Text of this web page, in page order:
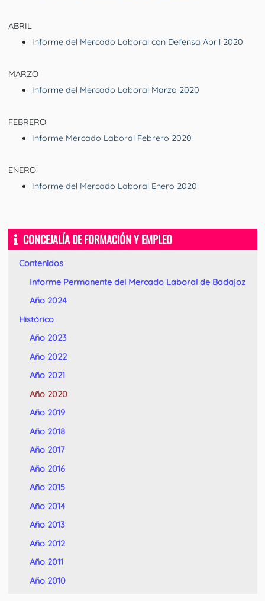
ABRIL
Informe del Mercado Laboral con Defensa Abril 2020
MARZO
Informe del Mercado Laboral Marzo 2020
FEBRERO
Informe Mercado Laboral Febrero 2020
ENERO
Informe del Mercado Laboral Enero 2020
CONCEJALÍA DE FORMACIÓN Y EMPLEO
Contenidos
Informe Permanente del Mercado Laboral de Badajoz
Año 2024
Histórico
Año 2023
Año 2022
Año 2021
Año 2020
Año 2019
Año 2018
Año 2017
Año 2016
Año 2015
Año 2014
Año 2013
Año 2012
Año 2011
Año 2010